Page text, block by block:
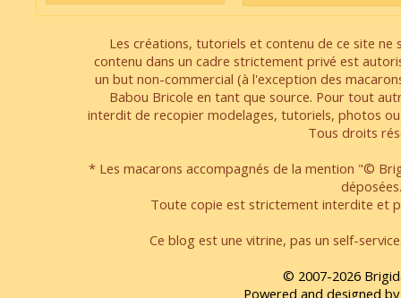
Les créations, tutoriels et contenu de ce site
contenu dans un cadre strictement privé est
un but non-commercial (à l'exception des
Babou Bricole en tant que source. Pour tout
interdit de recopier modelages, tutoriels, photos
Tous droits
* Les macarons accompagnés de la mention "©
déposées.
Toute copie est strictement interdite et
Ce blog est une vitrine, pas un self-
© 2007-2026
Powered and designed